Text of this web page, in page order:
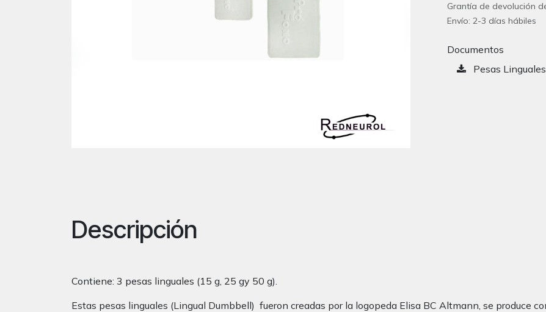
Grantía de devolución
Envío: 2-3 días hábiles
Documentos
Pesas
Descripción
Contiene: 3 pesas linguales (15 g, 25 gy 50 g).
Estas pesas linguales (Lingual Dumbbell) fueron creadas por la logopeda Elisa BC Altmann, se produce